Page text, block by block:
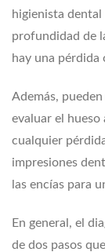
higienista
profundidad de
hay una pérdida
Además,
evaluar el
cualquier
impresiones
las encías para
En general, el
de dos pasos